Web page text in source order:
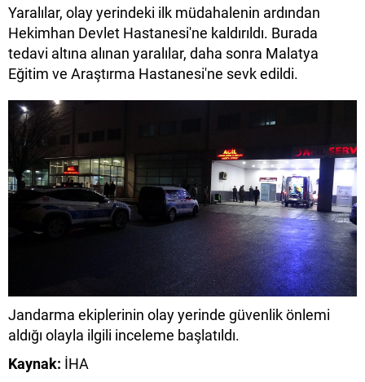
Yaralılar, olay yerindeki ilk müdahalenin ardından
Hekimhan Devlet Hastanesi'ne kaldırıldı. Burada
tedavi altına alınan yaralılar, daha sonra Malatya
Eğitim ve Araştırma Hastanesi'ne sevk edildi.
Jandarma ekiplerinin olay yerinde güvenlik önlemi
aldığı olayla ilgili inceleme başlatıldı.
Kaynak: İHA